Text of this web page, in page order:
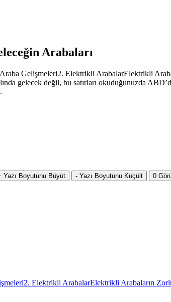
Arabaları
Gelişmeleri2. Elektrikli ArabalarElektrikli
gelecek değil, bu satırları okuduğunuzda
Yazı Boyutunu Büyüt - Yazı Boyutunu Küçült 0
2. Elektrikli ArabalarElektrikli Arabaların